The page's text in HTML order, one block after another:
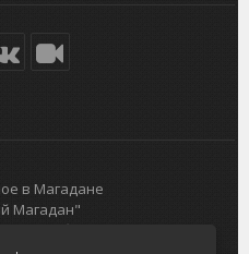
в Магадане
Магадан"
доска объявлений